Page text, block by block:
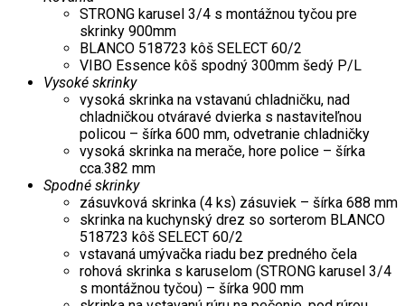
STRONG karusel 3/4 s montážnou tyčou pre
skrinky 900mm
BLANCO 518723 kôš SELECT 60/2
VIBO Essence kôš spodný 300mm šedý P/L
Vysoké skrinky
vysoká skrinka na vstavanú chladničku, nad
chladničkou otváravé dvierka s nastaviteľnou
policou – šírka 600 mm, odvetranie chladničky
vysoká skrinka na merače, hore police – šírka
cca.382 mm
Spodné skrinky
zásuvková skrinka (4 ks) zásuviek – šírka 688 mm
skrinka na kuchynský drez so sorterom BLANCO
518723 kôš SELECT 60/2
vstavaná umývačka riadu bez predného čela
rohová skrinka s karuselom (STRONG karusel 3/4
s montážnou tyčou) – šírka 900 mm